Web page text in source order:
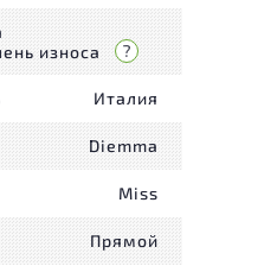
износа
Италия
Diemma
Miss
Прямой